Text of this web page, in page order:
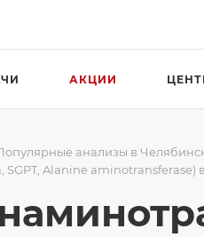
АКЦИИ
анализы в
Alanine aminotransferase)